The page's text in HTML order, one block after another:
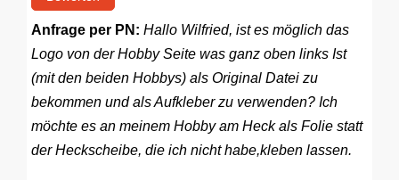
Anfrage per PN: Hallo Wilfried, ist es möglich das
Logo von der Hobby Seite was ganz oben links Ist
(mit den beiden Hobbys) als Original Datei zu
bekommen und als Aufkleber zu verwenden? Ich
möchte es an meinem Hobby am Heck als Folie statt
der Heckscheibe, die ich nicht habe,kleben lassen.